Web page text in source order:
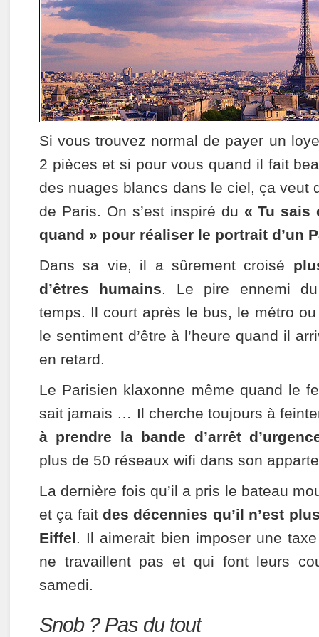
Si vous trouvez normal de payer un
2 pièces et si pour vous quand il fait
des nuages blancs dans le ciel, ça veut
de Paris. On s’est inspiré du « Tu
quand » pour réaliser le portrait d’un
Dans sa vie, il a sûrement croisé
d’êtres humains. Le pire ennemi
temps. Il court après le bus, le métro
le sentiment d’être à l’heure quand il
en retard.
Le Parisien klaxonne même quand le
sait jamais … Il cherche toujours à
à prendre la bande d’arrêt
plus de 50 réseaux wifi dans son
La dernière fois qu’il a pris le bateau
et ça faitdes décennies qu’il n’est
Eiffel. Il aimerait bien imposer une
ne travaillent pas et qui font leurs
samedi.
Snob ? Pas du tout